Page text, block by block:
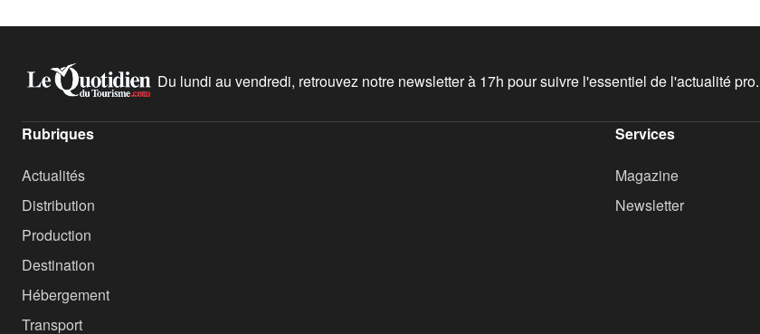
Du lundi au vendredi, retrouvez notre newsletter à 17h pour suivre l'essentiel de l'actualité pro.
Rubriques
Actualités
Distribution
Production
Destination
Hébergement
Transport
Services
Magazine
Newsletter